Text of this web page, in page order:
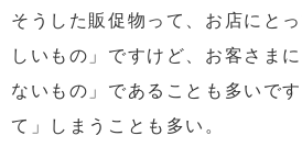
そうした販促物って、お店にと
しいもの」ですけど、お客さま
ないもの」であることも多いで
て」しまうことも多い。